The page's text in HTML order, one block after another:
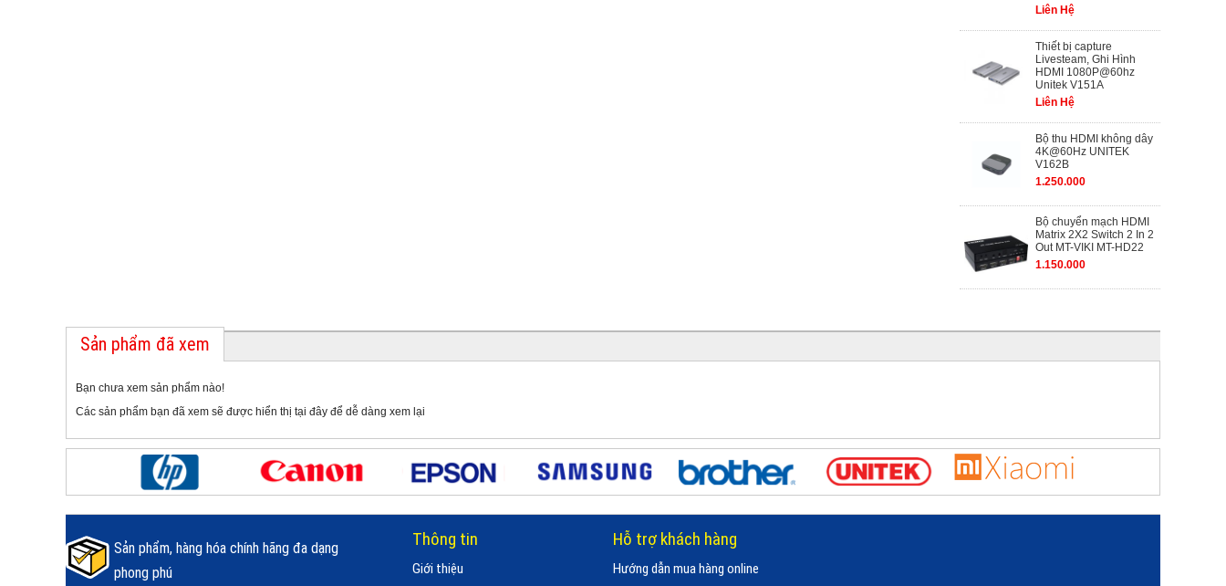
Liên Hệ
Thiết bị capture
Livesteam, Ghi Hình
HDMI 1080P@60hz
Unitek V151A
Liên Hệ
Bộ thu HDMI không dây
4K@60Hz UNITEK
V162B
1.250.000
Bộ chuyển mạch HDMI
Matrix 2X2 Switch 2 In 2
Out MT-VIKI MT-HD22
1.150.000
Sản phẩm đã xem
Bạn chưa xem sản phẩm nào!
Các sản phẩm bạn đã xem sẽ được hiển thị tại đây để dễ dàng xem lại
Sản phẩm, hàng hóa chính hãng đa dạng
phong phú
Thông tin
Giới thiệu
Hỗ trợ khách hàng
Hướng dẫn mua hàng online